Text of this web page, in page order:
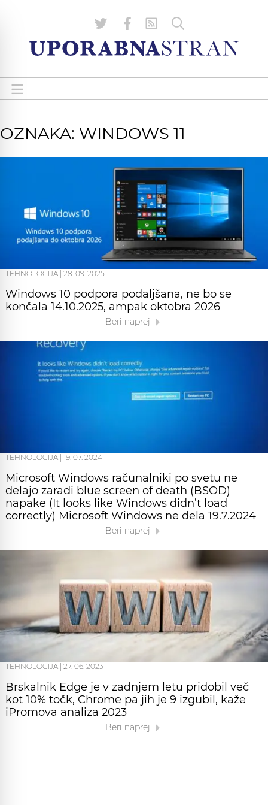
OZNAKA: WINDOWS 11
TEHNOLOGIJA 28. 09. 2025
Windows 10 podpora podaljšana, ne bo se
končala 14.10.2025, ampak oktobra 2026
Beri naprej
TEHNOLOGIJA 19. 07. 2024
Microsoft Windows računalniki po svetu ne
delajo zaradi blue screen of death (BSOD)
napake (It looks like Windows didn’t load
correctly) Microsoft Windows ne dela 19.7.2024
Beri naprej
TEHNOLOGIJA | 27. 06. 2023
Brskalnik Edge je v zadnjem letu pridobil več
kot 10% točk, Chrome pa jih je 9 izgubil, kaže
iPromova analiza 2023
Beri naprej